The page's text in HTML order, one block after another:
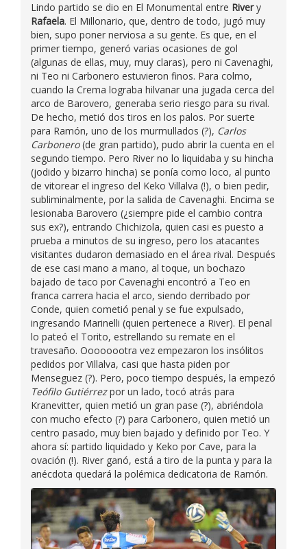
Lindo partido se dio en El Monumental entre Rivery
Rafaela. El Millonario, que, dentro de todo, jugó muy
bien, supo poner nerviosa a su gente. Es que, en el
primer tiempo, generó varias ocasiones de gol
(algunas de ellas, muy, muy claras), pero ni Cavenaghi,
ni Teo ni Carbonero estuvieron finos. Para colmo,
cuando la Crema lograba hilvanar una jugada cerca del
arco de Barovero, generaba serio riesgo para su rival.
De hecho, metió dos tiros en los palos. Por suerte
para Ramón, uno de los murmullados (?), Carlos
Carbonero(de gran partido), pudo abrir la cuenta en el
segundo tiempo. Pero River no lo liquidaba y su hincha
(jodido y bizarro hincha) se ponía como loco, al punto
de vitorear el ingreso del Keko Villalva (!), o bien pedir,
subliminalmente, por la salida de Cavenaghi. Encima se
lesionaba Barovero (¿siempre pide el cambio contra
sus ex?), entrando Chichizola, quien casi es puesto a
prueba a minutos de su ingreso, pero los atacantes
visitantes dudaron demasiado en el área rival. Después
de ese casi mano a mano, al toque, un bochazo
bajado de taco por Cavenaghi encontró a Teo en
franca carrera hacia el arco, siendo derribado por
Conde, quien cometió penal y se fue expulsado,
ingresando Marinelli (quien pertenece a River). El penal
lo pateó el Torito, estrellando su remate en el
travesaño. Oooooootra vez empezaron los insólitos
pedidos por Villalva, casi que hasta piden por
Menseguez (?). Pero, poco tiempo después, la empezó
Teófilo Gutiérrezpor un lado, tocó atrás para
Kranevitter, quien metió un gran pase (?), abriéndola
con mucho efecto (?) para Carbonero, quien metió un
centro pasado, muy bien bajado y definido por Teo. Y
ahora sí: partido liquidado y Keko por Cave, para la
ovación (!). River ganó, está a tiro de la punta y para la
anécdota quedará la polémica dedicatoria de Ramón.